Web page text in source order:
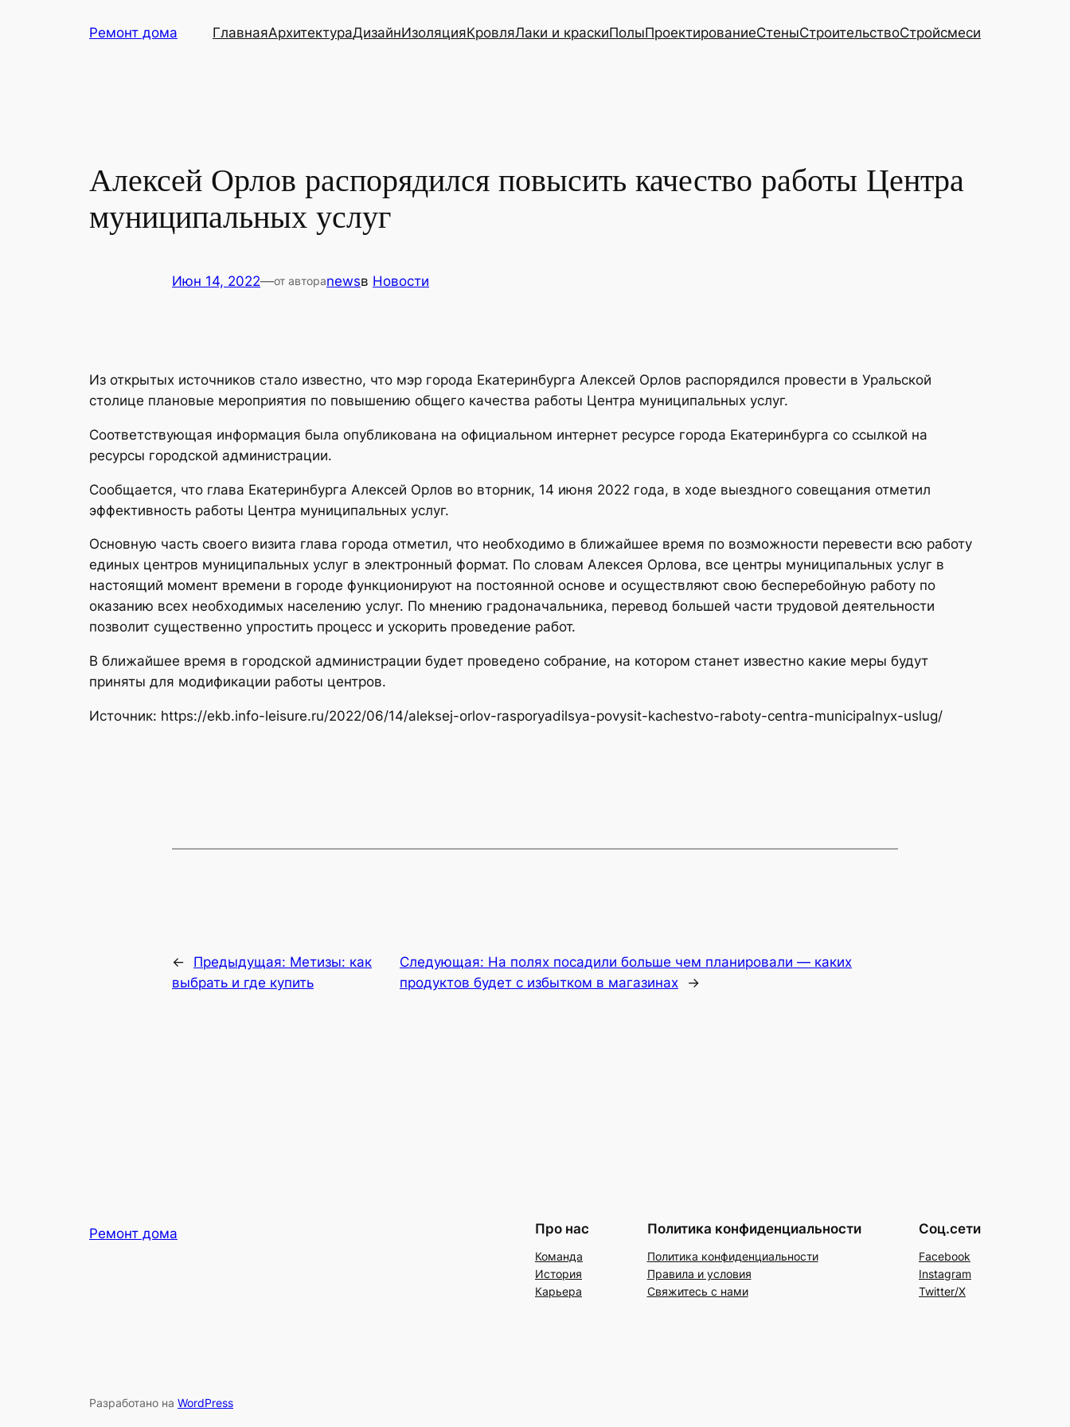
Ремонт дома ГлавнаяАрхитектураДизайнИзоляцияКровляЛаки и краскиПолыПроектированиеСтеныСтроительствоСтройсмеси
Алексей Орлов распорядился повысить качество работы Центра
муниципальных услуг
Июн 14, 2022—от автораnewsв Новости
Из открытых источников стало известно, что мэр города Екатеринбурга Алексей Орлов распорядился провести в Уральской
столице плановые мероприятия по повышению общего качества работы Центра муниципальных услуг.
Соответствующая информация была опубликована на официальном интернет ресурсе города Екатеринбурга со ссылкой на
ресурсы городской администрации.
Сообщается, что глава Екатеринбурга Алексей Орлов во вторник, 14 июня 2022 года, в ходе выездного совещания отметил
эффективность работы Центра муниципальных услуг.
Основную часть своего визита глава города отметил, что необходимо в ближайшее время по возможности перевести всю работу
единых центров муниципальных услуг в электронный формат. По словам Алексея Орлова, все центры муниципальных услуг в
настоящий момент времени в городе функционируют на постоянной основе и осуществляют свою бесперебойную работу по
оказанию всех необходимых населению услуг. По мнению градоначальника, перевод большей части трудовой деятельности
позволит существенно упростить процесс и ускорить проведение работ.
В ближайшее время в городской администрации будет проведено собрание, на котором станет известно какие меры будут
приняты для модификации работы центров.
Источник: https://ekb.info-leisure.ru/2022/06/14/aleksej-orlov-rasporyadilsya-povysit-kachestvo-raboty-centra-municipalnyx-uslug/
← Предыдущая: Метизы: как
выбрать и где купить
Следующая: На полях посадили больше чем планировали — каких
продуктов будет с избытком в магазинах
→
Ремонт дома Про нас
Команда
История
Карьера
Политика конфиденциальности
Политика конфиденциальности
Правила и условия
Свяжитесь с нами
Соц.сети
Facebook
Instagram
Twitter/X
Разработано на WordPress